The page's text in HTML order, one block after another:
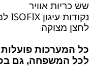
שש כריות אוויר
נקודות עיגון ISOFIX
לחצן מצוקה
כל המערכות
לכל המשפחה, גם